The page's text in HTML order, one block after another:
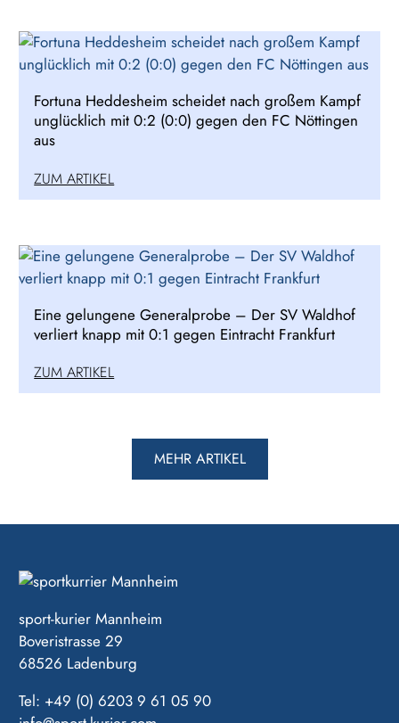
Fortuna Heddesheim scheidet nach großem Kampf
unglücklich mit 0:2 (0:0) gegen den FC Nöttingen
aus
ZUM ARTIKEL
Eine gelungene Generalprobe – Der SV Waldhof
verliert knapp mit 0:1 gegen Eintracht Frankfurt
ZUM ARTIKEL
MEHR ARTIKEL
sport-kurier Mannheim
Boveristrasse 29
68526 Ladenburg
Tel: +49 (0) 6203 9 61 05 90